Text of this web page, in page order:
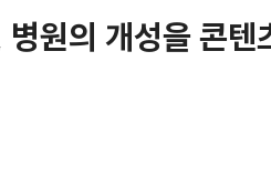
원의 개성을 콘텐